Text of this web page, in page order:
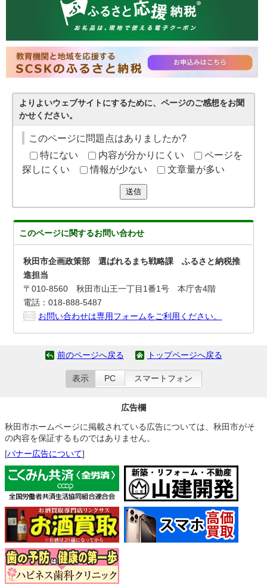
よりよいウェブサイトにするために、ページのご感想をお聞
かせください。
このページに問題点はありましたか?
特にない
内容が分かりにくい
ページを
探しにくい
情報が少ない 文章量が多い
送信
このページに関するお問い合わせ
秋田市企画政策部 選ばれるまち戦略課 ふるさと納税推
進担当
〒010-8560 秋田市山王一丁目1番1号 本庁舎4階
電話：018-888-5487
お問い合わせは専用フォームをご利用ください。
前のページへ戻る トップページへ戻る
表示 PC スマートフォン
広告欄
秋田市ホームページに掲載されている広告については、秋田市がそ
の内容を保証するものではありません。
[バナー広告について]